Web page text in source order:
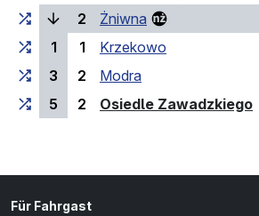
2
Żniwna
1
1
Krzekowo
3
2
Modra
5
2 Osiedle Zawadzkiego
Für Fahrgast